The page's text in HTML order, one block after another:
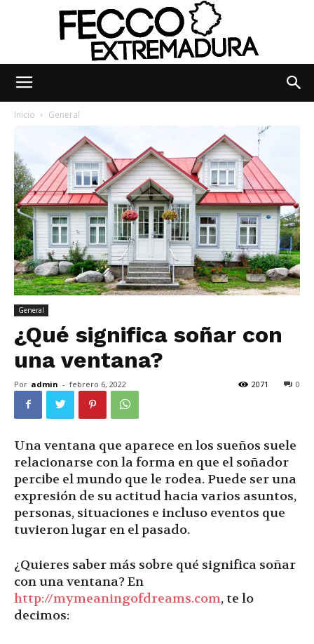
Digital
Extremadura
Inicio General
General
¿Qué significa soñar con
una ventana?
Por admin - febrero 6, 2022 0
2071
Una ventana que aparece en los sueños suele
relacionarse con la forma en que el soñador
percibe el mundo que le rodea. Puede ser una
expresión de su actitud hacia varios asuntos,
personas, situaciones e incluso eventos que
tuvieron lugar en el pasado.
¿Quieres saber más sobre qué significa soñar
con una ventana? En
http://mymeaningofdreams.com, te lo
decimos: